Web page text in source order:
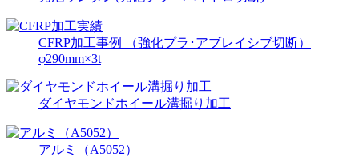
CFRP加工事例 （強化プラ･アブレイシブ切断）
φ290mm×3t
ダイヤモンドホイール溝掘り加工
アルミ（A5052）